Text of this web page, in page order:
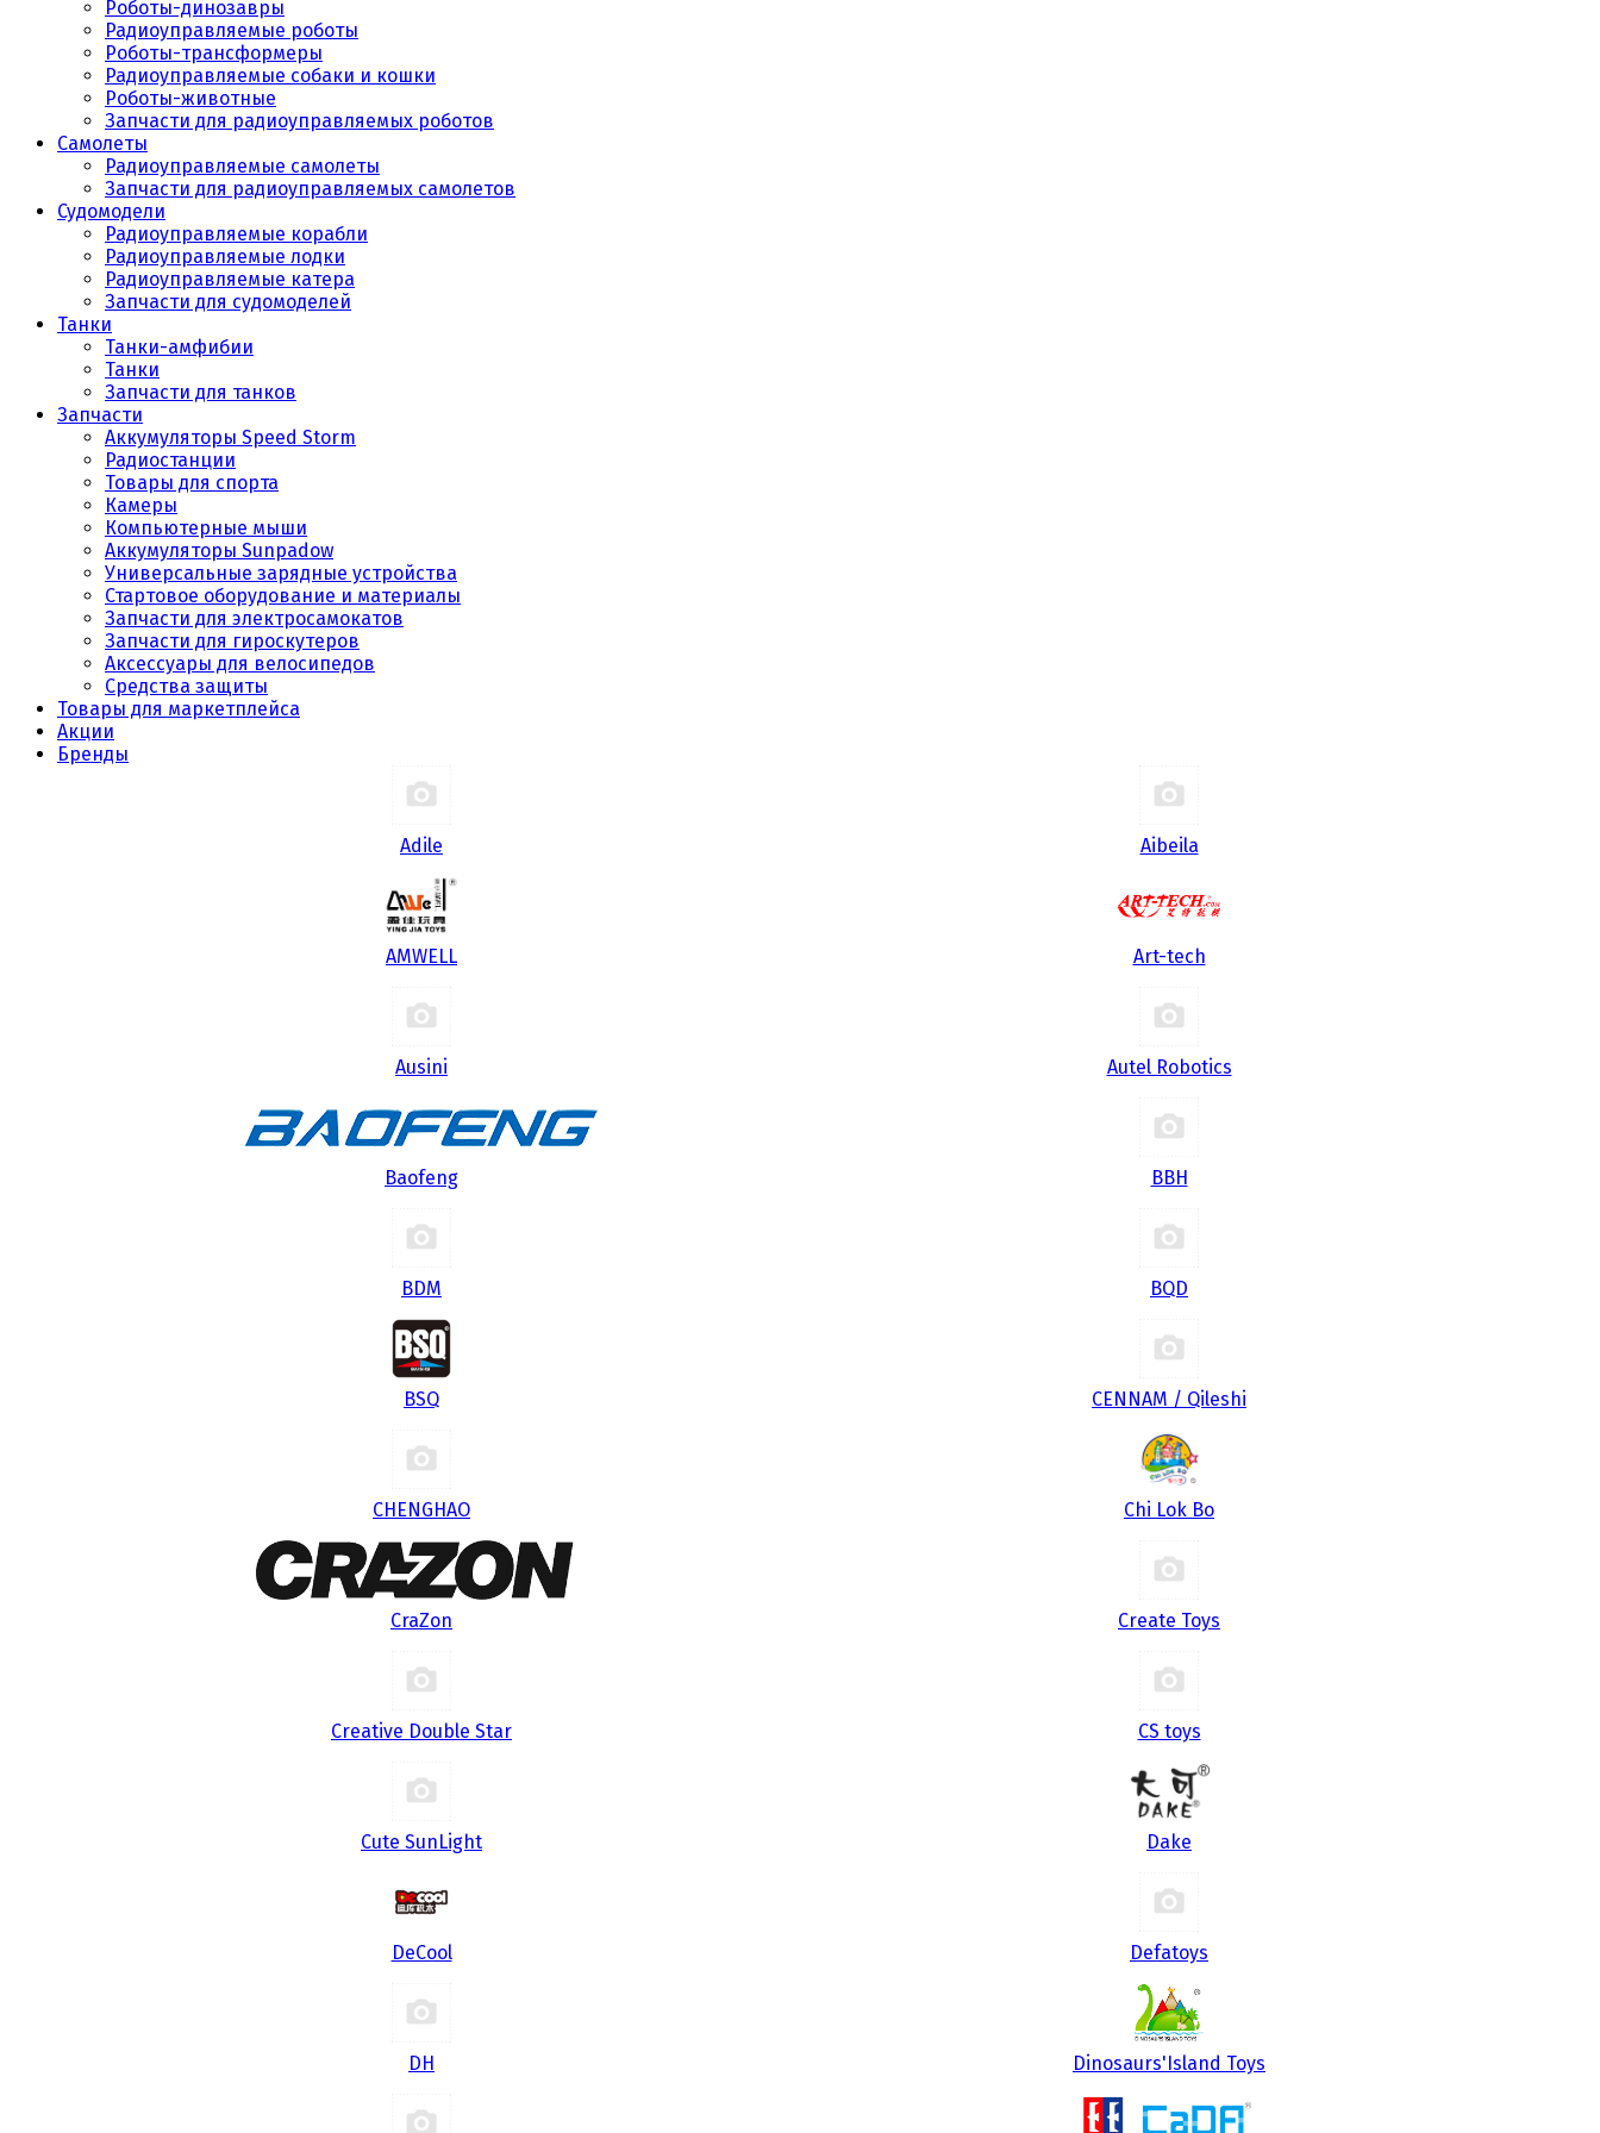
Роботы-динозавры
Радиоуправляемые роботы
Роботы-трансформеры
Радиоуправляемые собаки и кошки
Роботы-животные
Запчасти для радиоуправляемых роботов
Самолеты
Радиоуправляемые самолеты
Запчасти для радиоуправляемых самолетов
Судомодели
Радиоуправляемые корабли
Радиоуправляемые лодки
Радиоуправляемые катера
Запчасти для судомоделей
Танки
Танки-амфибии
Танки
Запчасти для танков
Запчасти
Аккумуляторы Speed Storm
Радиостанции
Товары для спорта
Камеры
Компьютерные мыши
Аккумуляторы Sunpadow
Универсальные зарядные устройства
Стартовое оборудование и материалы
Запчасти для электросамокатов
Запчасти для гироскутеров
Аксессуары для велосипедов
Средства защиты
Товары для маркетплейса
Акции
Бренды
Adile Aibeila
AMWELL Art-tech
Ausini Autel Robotics
Baofeng BBH
BDM BQD
BSQ CENNAM / Qileshi
CHENGHAO Chi Lok Bo
CraZon Create Toys
Creative Double Star CS toys
Cute SunLight Dake
DeCool Defatoys
DH Dinosaurs'Island Toys